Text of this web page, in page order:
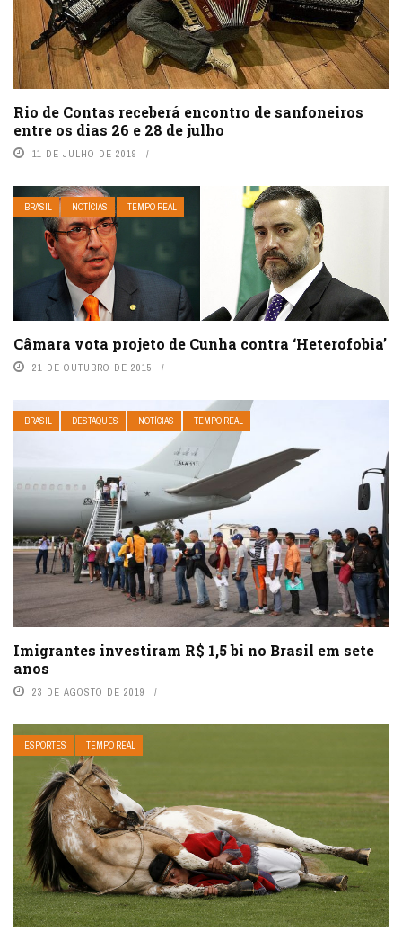
Rio de Contas receberá encontro de sanfoneiros
entre os dias 26 e 28 de julho
11 DE JULHO DE 2019
BRASIL NOTÍCIAS TEMPO REAL
Câmara vota projeto de Cunha contra ‘Heterofobia’
21 DE OUTUBRO DE 2015
BRASIL DESTAQUES NOTÍCIAS TEMPO REAL
Imigrantes investiram R$ 1,5 bi no Brasil em sete
anos
23 DE AGOSTO DE 2019
ESPORTES TEMPO REAL